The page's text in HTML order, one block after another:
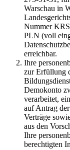
Warschau in
Nummer
PLN (voll
erreichbar.
Ihre
zur Erfüllung
Demokonto
verarbeitet,
auf Antrag
Verträge
aus den
Ihre
berechtigten